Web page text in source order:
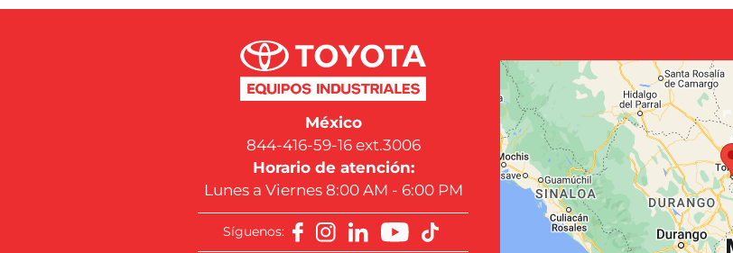
México
844-416-59-16 ext.3006
Horario de atención:
Lunes a Viernes 8:00 AM - 6:00 PM
Síguenos: